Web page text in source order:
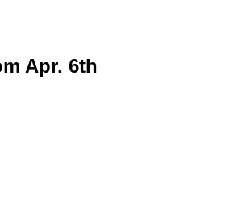
Apr. 6th